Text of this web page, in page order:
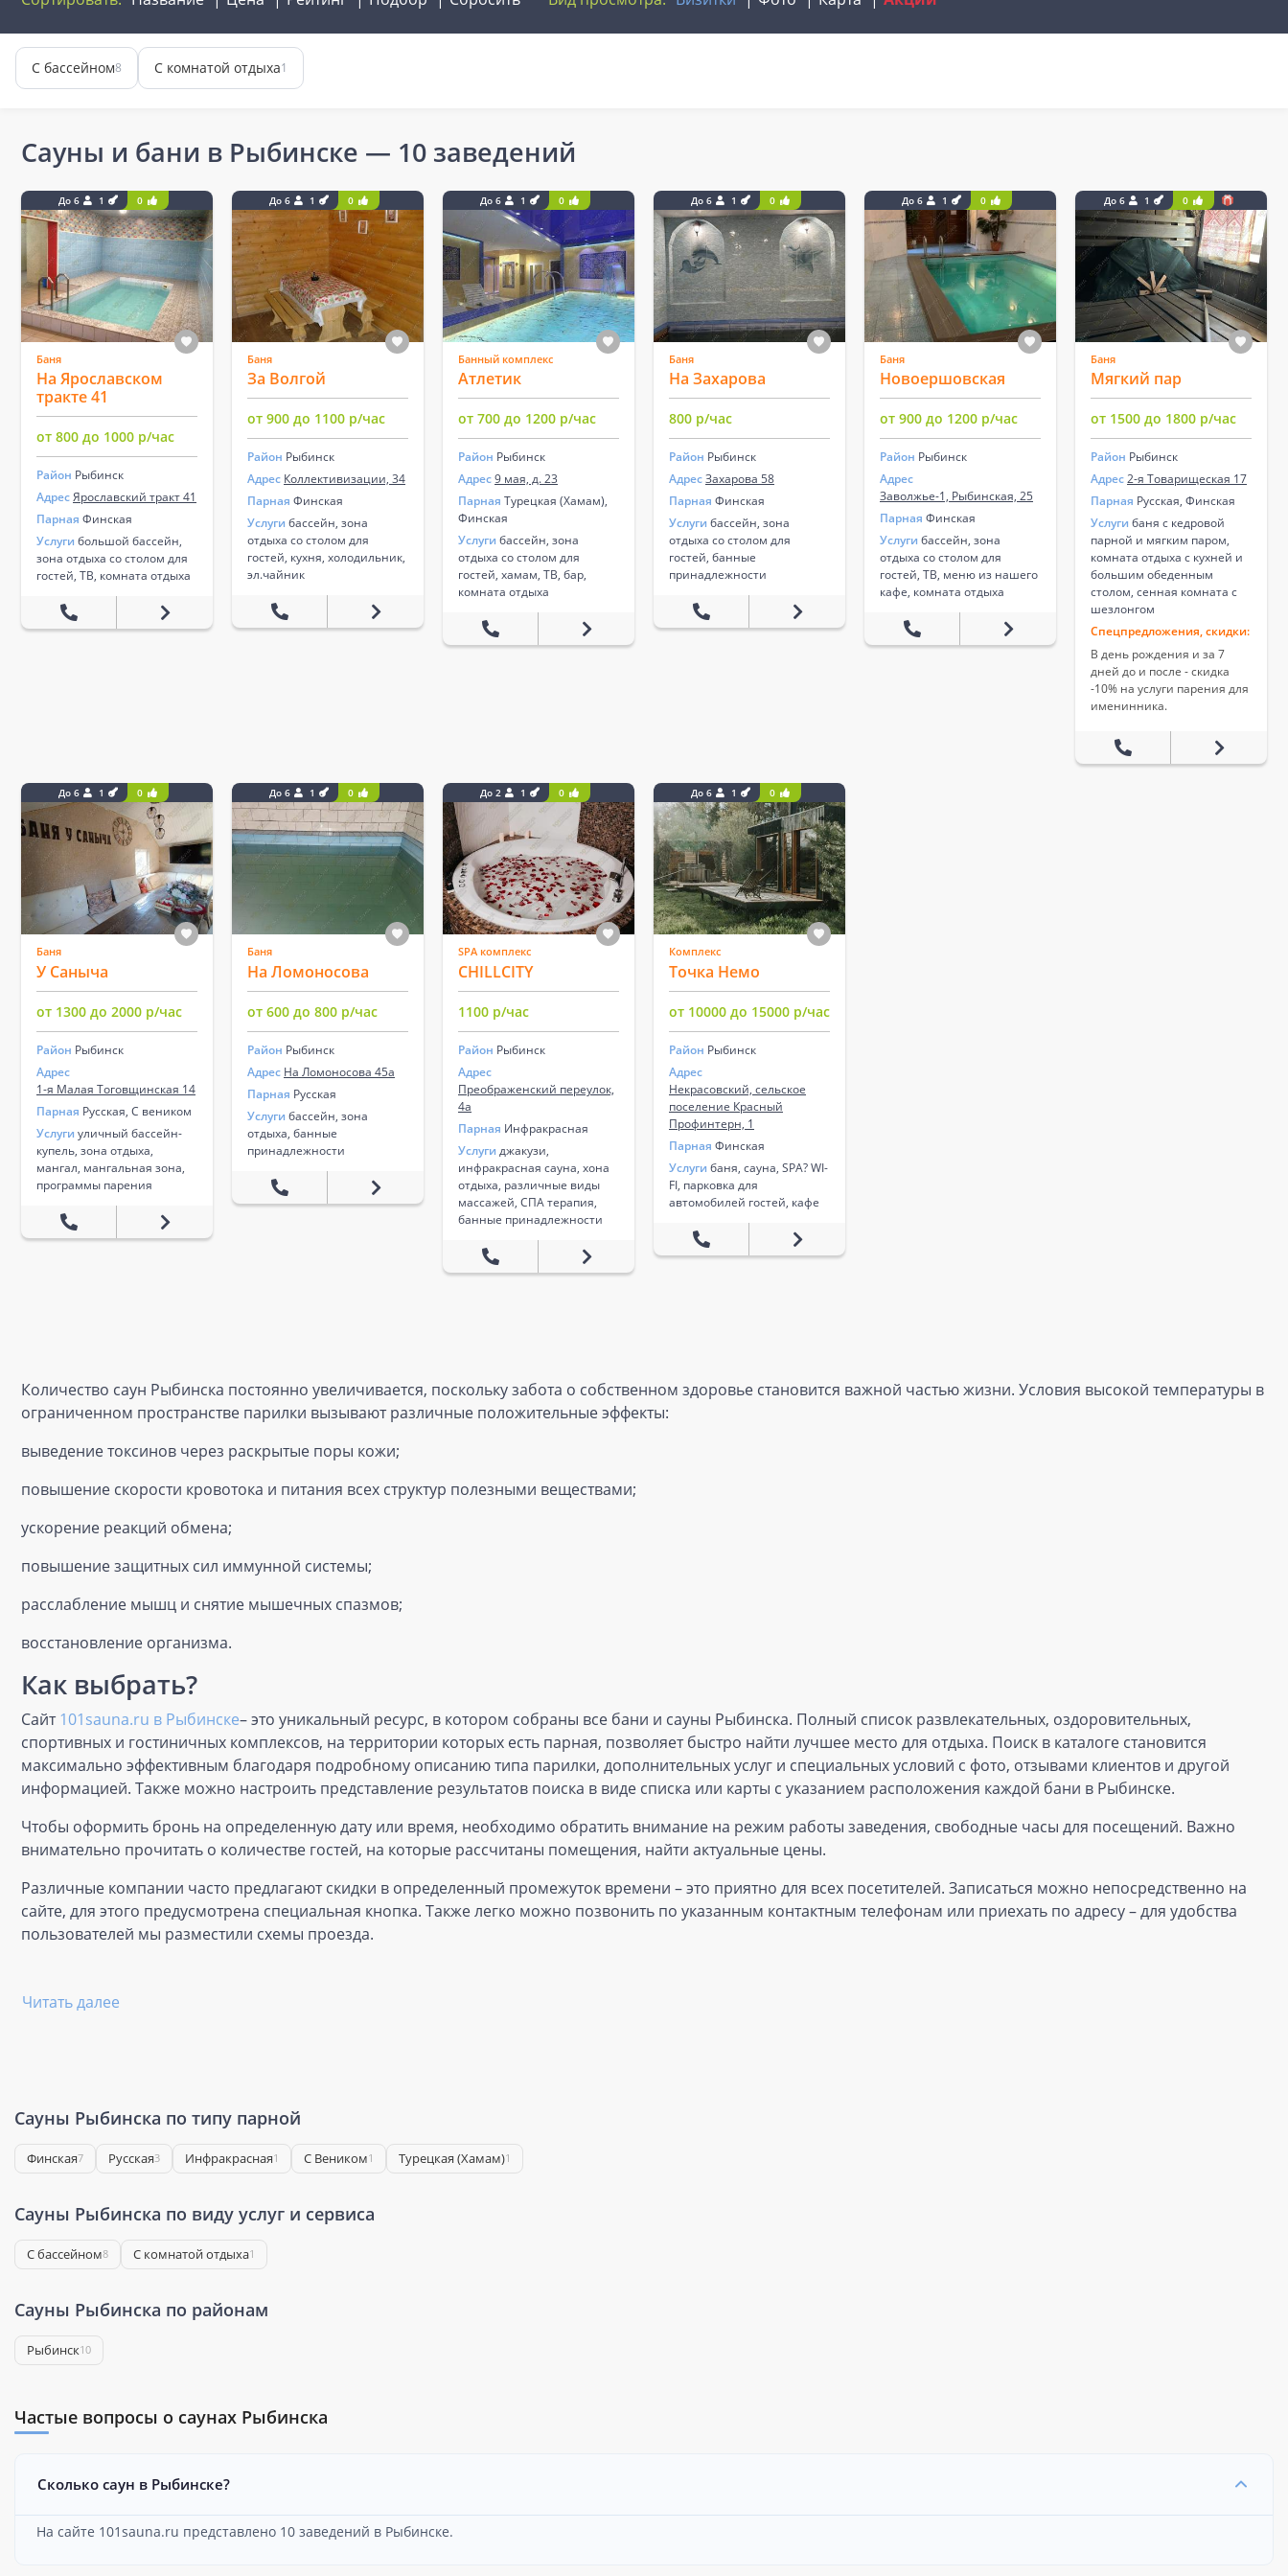
С бассейном8 С комнатой отдыха1
Сауны и бани в Рыбинске — 10 заведений
До 6 1 0
Баня
На Ярославском
тракте 41
от 800 до 1000 р/час
Район Рыбинск
АдресЯрославский тракт 41
Парная Финская
Услуги большой бассейн,
зона отдыха со столом для
гостей, ТВ, комната отдыха
До 6 1 0
Баня
За Волгой
от 900 до 1100 р/час
Район Рыбинск
Адрес Коллективизации, 34
Парная Финская
Услуги бассейн, зона
отдыха со столом для
гостей, кухня, холодильник,
эл.чайник
До 6 1 0
Банный комплекс
Атлетик
от 700 до 1200 р/час
Район Рыбинск
Адрес9 мая, д. 23
Парная Турецкая (Хамам),
Финская
Услуги бассейн, зона
отдыха со столом для
гостей, хамам, ТВ, бар,
комната отдыха
До 6 1 0
Баня
На Захарова
800 р/час
Район Рыбинск
АдресЗахарова 58
Парная Финская
Услуги бассейн, зона
отдыха со столом для
гостей, банные
принадлежности
До 6 1 0
Баня
Новоершовская
от 900 до 1200 р/час
Район Рыбинск
Адрес
Заволжье-1, Рыбинская, 25
Парная Финская
Услуги бассейн, зона
отдыха со столом для
гостей, ТВ, меню из нашего
кафе, комната отдыха
До 6 1 0
Баня
Мягкий пар
от 1500 до 1800 р/час
Район Рыбинск
Адрес2-я Товарищеская 17
Парная Русская, Финская
Услуги баня с кедровой
парной и мягким паром,
комната отдыха с кухней и
большим обеденным
столом, сенная комната с
шезлонгом
Спецпредложения, скидки:
В день рождения и за 7
дней до и после - скидка
-10% на услуги парения для
именинника.
До 6 1 0
Баня
У Саныча
от 1300 до 2000 р/час
Район Рыбинск
Адрес
1-я Малая Тоговщинская 14
Парная Русская, С веником
Услуги уличный бассейн-
купель, зона отдыха,
мангал, мангальная зона,
программы парения
До 6 1 0
Баня
На Ломоносова
от 600 до 800 р/час
Район Рыбинск
Адрес На Ломоносова 45а
Парная Русская
Услуги бассейн, зона
отдыха, банные
принадлежности
До 2 1 0
SPA комплекс
CHILLCITY
1100 р/час
Район Рыбинск
Адрес
Преображенский переулок,
4а
Парная Инфракрасная
Услуги джакузи,
инфракрасная сауна, хона
отдыха, различные виды
массажей, СПА терапия,
банные принадлежности
До 6 1 0
Комплекс
Точка Немо
от 10000 до 15000 р/час
Район Рыбинск
Адрес
Некрасовский, сельское
поселение Красный
Профинтерн, 1
Парная Финская
Услуги баня, сауна, SPA? WI-
FI, парковка для
автомобилей гостей, кафе
Количество саун Рыбинска постоянно увеличивается, поскольку забота о собственном здоровье становится важной частью жизни. Условия высокой температуры в
ограниченном пространстве парилки вызывают различные положительные эффекты:
выведение токсинов через раскрытые поры кожи;
повышение скорости кровотока и питания всех структур полезными веществами;
ускорение реакций обмена;
повышение защитных сил иммунной системы;
расслабление мышц и снятие мышечных спазмов;
восстановление организма.
Как выбрать?
Сайт101sauna.ru в Рыбинске– это уникальный ресурс, в котором собраны все бани и сауны Рыбинска. Полный список развлекательных, оздоровительных,
спортивных и гостиничных комплексов, на территории которых есть парная, позволяет быстро найти лучшее место для отдыха. Поиск в каталоге становится
максимально эффективным благодаря подробному описанию типа парилки, дополнительных услуг и специальных условий с фото, отзывами клиентов и другой
информацией. Также можно настроить представление результатов поиска в виде списка или карты с указанием расположения каждой бани в Рыбинске.
Чтобы оформить бронь на определенную дату или время, необходимо обратить внимание на режим работы заведения, свободные часы для посещений. Важно
внимательно прочитать о количестве гостей, на которые рассчитаны помещения, найти актуальные цены.
Различные компании часто предлагают скидки в определенный промежуток времени – это приятно для всех посетителей. Записаться можно непосредственно на
сайте, для этого предусмотрена специальная кнопка. Также легко можно позвонить по указанным контактным телефонам или приехать по адресу – для удобства
пользователей мы разместили схемы проезда.
Читать далее
Сауны Рыбинска по типу парной
Финская7 Русская3 Инфракрасная1 С Веником1 Турецкая (Хамам)1
Сауны Рыбинска по виду услуг и сервиса
С бассейном8 С комнатой отдыха1
Сауны Рыбинска по районам
Рыбинск10
Частые вопросы о саунах Рыбинска
Сколько саун в Рыбинске?
На сайте 101sauna.ru представлено 10 заведений в Рыбинске.